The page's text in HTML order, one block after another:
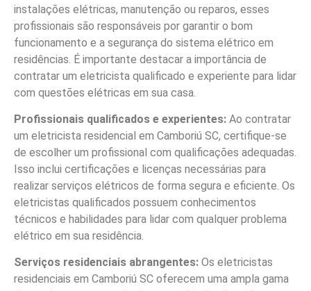
instalações elétricas, manutenção ou reparos, esses
profissionais são responsáveis por garantir o bom
funcionamento e a segurança do sistema elétrico em
residências. É importante destacar a importância de
contratar um eletricista qualificado e experiente para lidar
com questões elétricas em sua casa.
Profissionais qualificados e experientes: Ao contratar
um eletricista residencial em Camboriú SC, certifique-se
de escolher um profissional com qualificações adequadas.
Isso inclui certificações e licenças necessárias para
realizar serviços elétricos de forma segura e eficiente. Os
eletricistas qualificados possuem conhecimentos
técnicos e habilidades para lidar com qualquer problema
elétrico em sua residência.
Serviços residenciais abrangentes: Os eletricistas
residenciais em Camboriú SC oferecem uma ampla gama